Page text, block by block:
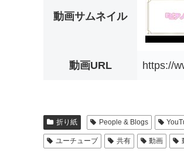
動画サムネイル
動画URL https://
折り紙 People & Blogs
ユーチューブ 共有 動画